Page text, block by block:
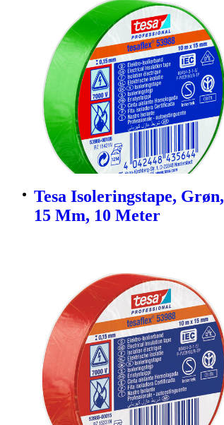
Tesa Isoleringstape, Grøn,
15 Mm, 10 Meter